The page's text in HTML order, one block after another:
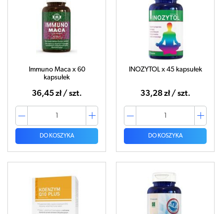
Immuno Maca x 60
kapsułek
36,45 zł / szt.
DO KOSZYKA
INOZYTOL x 45 kapsułek
33,28 zł / szt.
DO KOSZYKA